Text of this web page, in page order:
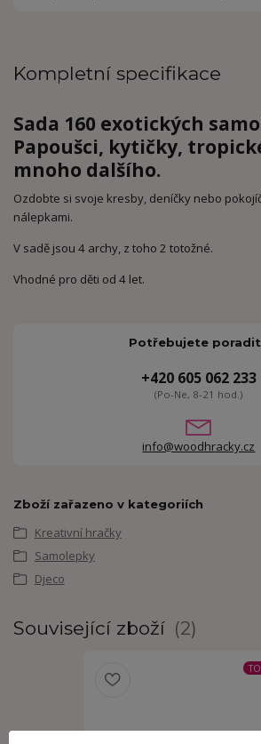
Kompletní specifikace
Sada 160 exotických
Papoušci, kytičky,
mnoho dalšího.
Ozdobte si svoje kresby, deníčky nebo
nálepkami.
V sadě jsou 4 archy, z toho 2 totožné.
Vhodné pro děti od 4 let.
Potřebujete
+420 605 062 233
(Po-Ne, 8-21 hod.)
info@woodhracky.cz
Zboží zařazeno v kategoriích
Kreativní hračky
Samolepky
Djeco
Související zboží 2